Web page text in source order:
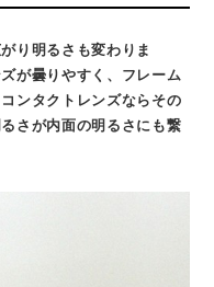
り明るさも変わりま
が曇りやすく、フレーム
ンタクトレンズならその
さが内面の明るさにも繋